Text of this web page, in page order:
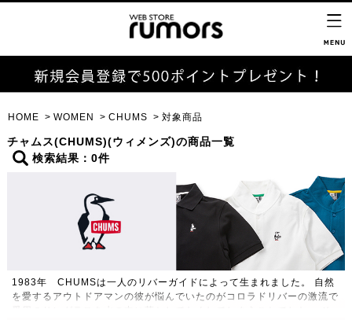
HOME WOMEN CHUMS 対象商品
チャムス(CHUMS)(ウィメンズ)の商品一覧
検索結果：0件
1983年 CHUMSは一人のリバーガイドによって生まれました。 自然
を愛するアウトドアマンの彼が悩んでいたのがコロラドリバーの激流で